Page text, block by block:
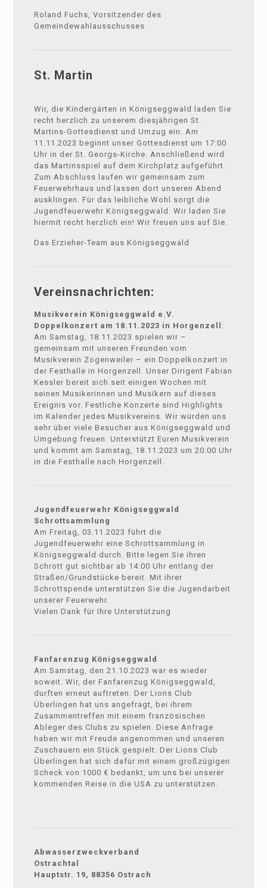
Roland Fuchs, Vorsitzender des
Gemeindewahlausschusses
St. Martin
Wir, die Kindergärten in Königseggwald laden Sie
recht herzlich zu unserem diesjährigen St.
Martins-Gottesdienst und Umzug ein. Am
11.11.2023 beginnt unser Gottesdienst um 17:00
Uhr in der St. Georgs-Kirche. Anschließend wird
das Martinsspiel auf dem Kirchplatz aufgeführt.
Zum Abschluss laufen wir gemeinsam zum
Feuerwehrhaus und lassen dort unseren Abend
ausklingen. Für das leibliche Wohl sorgt die
Jugendfeuerwehr Königseggwald. Wir laden Sie
hiermit recht herzlich ein! Wir freuen uns auf Sie.
Das Erzieher-Team aus Königseggwald
Vereinsnachrichten:
Musikverein Königseggwald e.V.
Doppelkonzert am 18.11.2023 in Horgenzell :
Am Samstag, 18.11.2023 spielen wir –
gemeinsam mit unseren Freunden vom
Musikverein Zogenweiler – ein Doppelkonzert in
der Festhalle in Horgenzell. Unser Dirigent Fabian
Kessler bereit sich seit einigen Wochen mit
seinen Musikerinnen und Musikern auf dieses
Ereignis vor. Festliche Konzerte sind Highlights
im Kalender jedes Musikvereins. Wir würden uns
sehr über viele Besucher aus Königseggwald und
Umgebung freuen. Unterstützt Euren Musikverein
und kommt am Samstag, 18.11.2023 um 20:00 Uhr
in die Festhalle nach Horgenzell.
Jugendfeuerwehr Königseggwald
Schrottsammlung
Am Freitag, 03.11.2023 führt die
Jugendfeuerwehr eine Schrottsammlung in
Königseggwald durch. Bitte legen Sie ihren
Schrott gut sichtbar ab 14:00 Uhr entlang der
Straßen/Grundstücke bereit. Mit ihrer
Schrottspende unterstützen Sie die Jugendarbeit
unserer Feuerwehr.
Vielen Dank für Ihre Unterstützung
Fanfarenzug Königseggwald
Am Samstag, den 21.10.2023 war es wieder
soweit. Wir, der Fanfarenzug Königseggwald,
durften erneut auftreten. Der Lions Club
Überlingen hat uns angefragt, bei ihrem
Zusammentreffen mit einem französischen
Ableger des Clubs zu spielen. Diese Anfrage
haben wir mit Freude angenommen und unseren
Zuschauern ein Stück gespielt. Der Lions Club
Überlingen hat sich dafür mit einem großzügigen
Scheck von 1000 € bedankt, um uns bei unserer
kommenden Reise in die USA zu unterstützen.
Abwasserzweckverband
Ostrachtal
Hauptstr. 19, 88356 Ostrach